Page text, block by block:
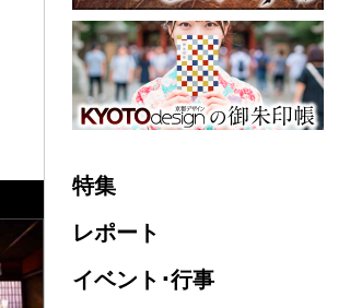
特集
レポート
イベント･行事